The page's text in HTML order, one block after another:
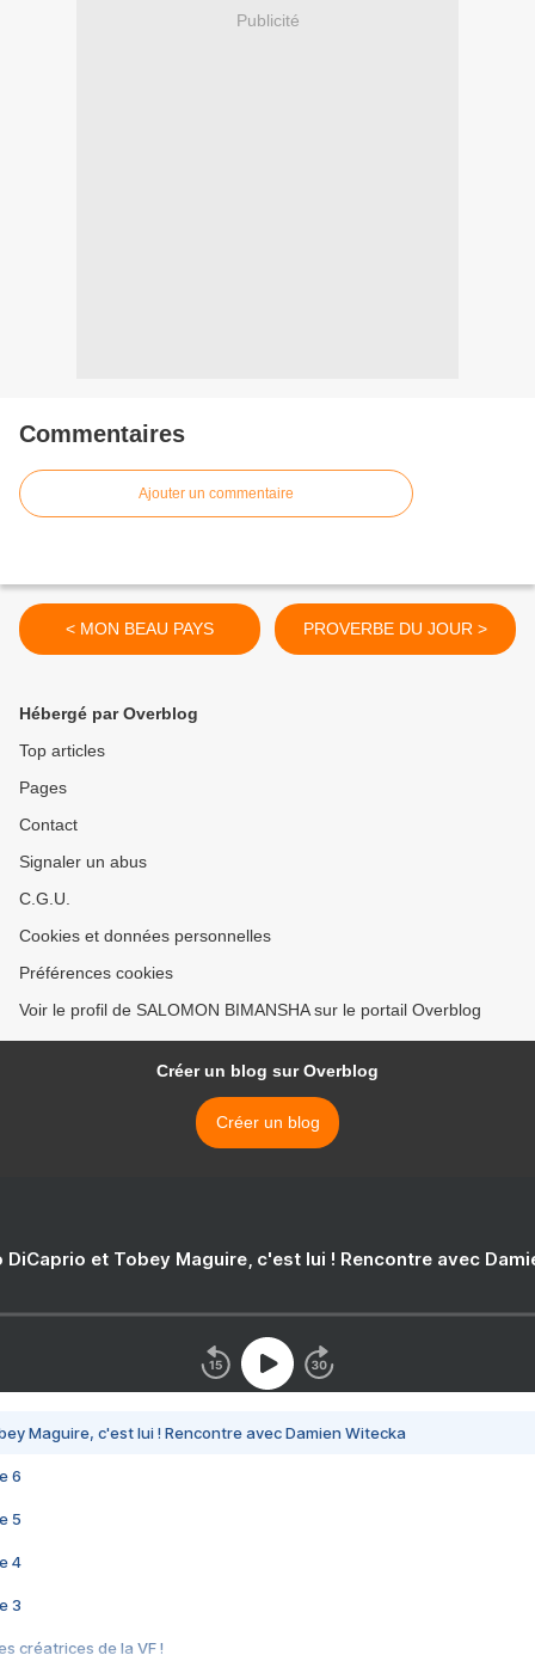
Publicité
Commentaires
Ajouter un commentaire
< MON BEAU PAYS PROVERBE DU JOUR >
Hébergé par Overblog
Top articles
Pages
Contact
Signaler un abus
C.G.U.
Cookies et données personnelles
Préférences cookies
Voir le profil de SALOMON BIMANSHA sur le portail Overblog
Créer un blog sur Overblog
Créer un blog
DiCaprio et Tobey Maguire, c'est lui ! Rencontre avec
Maguire, c'est lui ! Rencontre avec Damien Witecka
6
5
4
3
créatrices de la VF !